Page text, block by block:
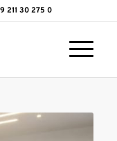
211 30 275 0